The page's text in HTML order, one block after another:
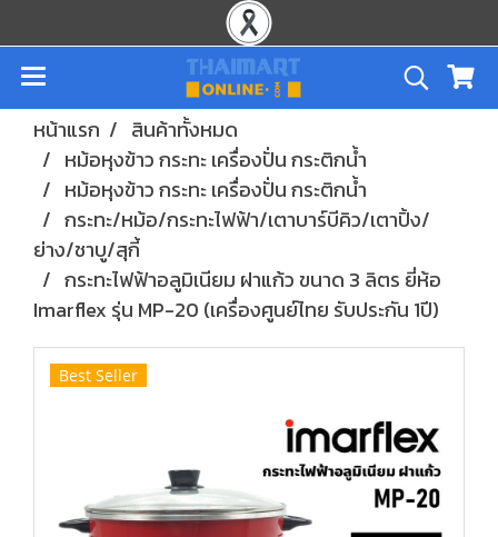
หน้าแรก
สินค้าทั้งหมด
หม้อหุงข้าว กระทะ เครื่องปั่น กระติกน้ำ
หม้อหุงข้าว กระทะ เครื่องปั่น กระติกน้ำ
กระทะ/หม้อ/กระทะไฟฟ้า/เตาบาร์บีคิว/เตาปิ้ง/
ย่าง/ชาบู/สุกี้
กระทะไฟฟ้าอลูมิเนียม ฝาแก้ว ขนาด 3 ลิตร ยี่ห้อ
Imarflex รุ่น MP-20 (เครื่องศูนย์ไทย รับประกัน 1ปี)
Best Seller